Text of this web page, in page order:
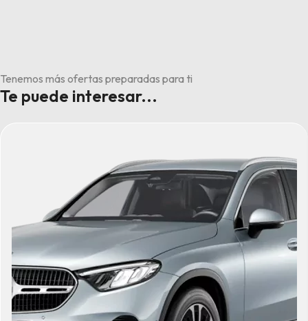
Tenemos más ofertas preparadas para ti
Te puede interesar...